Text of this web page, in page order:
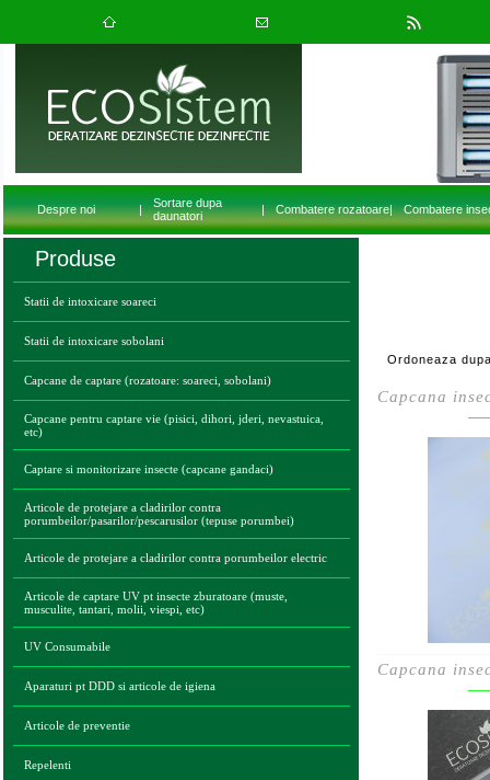
Despre noi |
Sortare dupa
daunatori
| Combatere rozatoare| Combatere
Produse
Statii de intoxicare soareci
Statii de intoxicare sobolani
Capcane de captare (rozatoare: soareci, sobolani)
Capcane pentru captare vie (pisici, dihori, jderi, nevastuica,
etc)
Captare si monitorizare insecte (capcane gandaci)
Articole de protejare a cladirilor contra
porumbeilor/pasarilor/pescarusilor (tepuse porumbei)
Articole de protejare a cladirilor contra porumbeilor electric
Articole de captare UV pt insecte zburatoare (muste,
musculite, tantari, molii, viespi, etc)
UV Consumabile
Aparaturi pt DDD si articole de igiena
Articole de preventie
Repelenti
Ordoneaza
Capcana
Capcana